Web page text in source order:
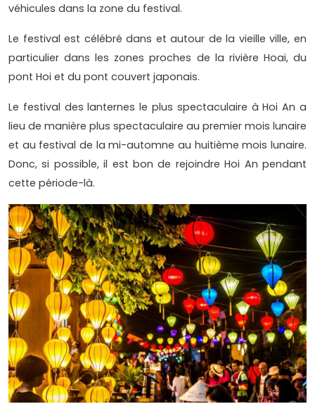
véhicules dans la zone du festival.
Le festival est célébré dans et autour de la vieille ville, en
particulier dans les zones proches de la rivière Hoai, du
pont Hoi et du pont couvert japonais.
Le festival des lanternes le plus spectaculaire à Hoi An a
lieu de manière plus spectaculaire au premier mois lunaire
et au festival de la mi-automne au huitième mois lunaire.
Donc, si possible, il est bon de rejoindre Hoi An pendant
cette période-là.